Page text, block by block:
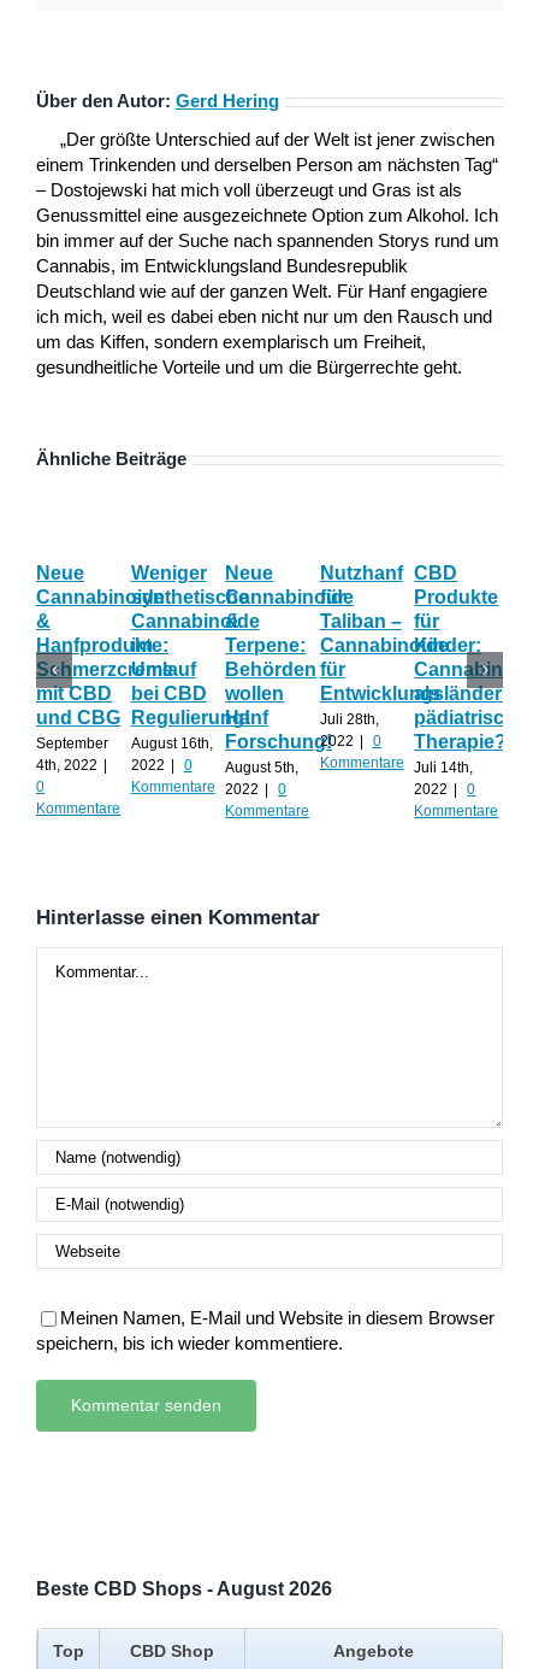
Über den Autor: Gerd Hering
„Der größte Unterschied auf der Welt ist jener zwischen
einem Trinkenden und derselben Person am nächsten Tag“
– Dostojewski hat mich voll überzeugt und Gras ist als
Genussmittel eine ausgezeichnete Option zum Alkohol. Ich
bin immer auf der Suche nach spannenden Storys rund um
Cannabis, im Entwicklungsland Bundesrepublik
Deutschland wie auf der ganzen Welt. Für Hanf engagiere
ich mich, weil es dabei eben nicht nur um den Rausch und
um das Kiffen, sondern exemplarisch um Freiheit,
gesundheitliche Vorteile und um die Bürgerrechte geht.
Ähnliche Beiträge
Neue
Cannabinoide
&
Hanfprodukte:
Schmerzcreme
mit CBD
und CBG
September
4th, 2022 |
0
Kommentare
Weniger
synthetische
Cannabinoide
im
Umlauf
bei CBD
Regulierung!
August 16th,
2022 |
0
Kommentare
Neue
Cannabinoide
&
Terpene:
Behörden
wollen
Hanf
Forschung!
August 5th,
2022 |
0
Kommentare
Nutzhanf
für
Taliban –
Cannabinoide
für
Entwicklungsländer?
Juli 28th,
2022 |
0
Kommentare
CBD
Produkte
für
Kinder:
als
pädiatrische
Therapie?
Juli 14th,
2022 |
0
Kommentare
Hinterlasse einen Kommentar
Meinen Namen, E-Mail und Website in diesem Browser
speichern, bis ich wieder kommentiere.
Beste CBD Shops - August 2026
Top CBD Shop Angebote